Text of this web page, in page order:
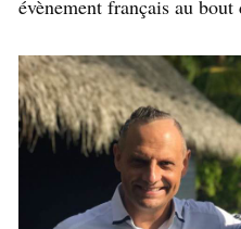
évènement français au bout